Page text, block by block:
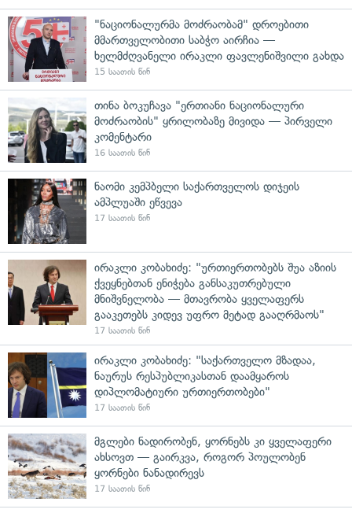
"ნაციონალურმა მოძრაობამ" დროებითი
მმართველობითი საბჭო აირჩია —
ხელმძღვანელი ირაკლი ფავლენიშვილი გახდა
15 საათის წინ
თინა ბოკუჩავა "ერთიანი ნაციონალური
მოძრაობის" ყრილობაზე მივიდა — პირველი
კომენტარი
16 საათის წინ
ნაომი კემპბელი საქართველოს დიჯეის
ამპლუაში ეწვევა
17 საათის წინ
ირაკლი კობახიძე: "ურთიერთობებს შუა აზიის
ქვეყნებთან ენიჭება განსაკუთრებული
მნიშვნელობა — მთავრობა ყველაფერს
გააკეთებს კიდევ უფრო მეტად გააღრმაოს"
17 საათის წინ
ირაკლი კობახიძე: "საქართველო მზადაა,
ნაურუს რესპუბლიკასთან დაამყაროს
დიპლომატიური ურთიერთობები"
17 საათის წინ
მგლები ნადირობენ, ყორნებს კი ყველაფერი
ახსოვთ — გაირკვა, როგორ პოულობენ
ყორნები ნანადირევს
17 საათის წინ